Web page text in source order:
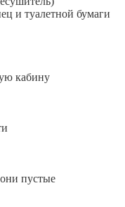
и туалетной бумаги
кабину
пустые